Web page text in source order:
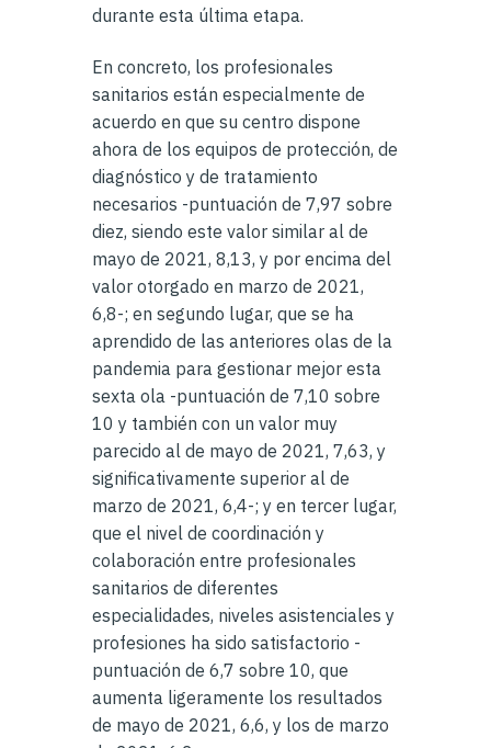
durante esta última etapa.
En concreto, los profesionales
sanitarios están especialmente de
acuerdo en que su centro dispone
ahora de los equipos de protección, de
diagnóstico y de tratamiento
necesarios -puntuación de 7,97 sobre
diez, siendo este valor similar al de
mayo de 2021, 8,13, y por encima del
valor otorgado en marzo de 2021,
6,8-; en segundo lugar, que se ha
aprendido de las anteriores olas de la
pandemia para gestionar mejor esta
sexta ola -puntuación de 7,10 sobre
10 y también con un valor muy
parecido al de mayo de 2021, 7,63, y
significativamente superior al de
marzo de 2021, 6,4-; y en tercer lugar,
que el nivel de coordinación y
colaboración entre profesionales
sanitarios de diferentes
especialidades, niveles asistenciales y
profesiones ha sido satisfactorio -
puntuación de 6,7 sobre 10, que
aumenta ligeramente los resultados
de mayo de 2021, 6,6, y los de marzo